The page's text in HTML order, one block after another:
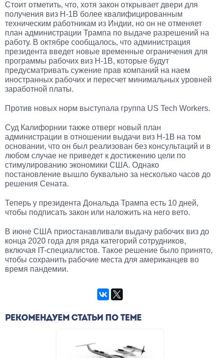
Стоит отметить, что, хотя закон открывает двери для
получения виз H-1B более квалифицированным
техническим работникам из Индии, но он не отменяет
план администрации Трампа по выдаче разрешений на
работу. В октябре сообщалось, что администрация
президента введет новые временные ограничения для
программы рабочих виз H-1B, которые будут
предусматривать сужение прав компаний на наем
иностранных рабочих и пересчет минимальных уровней
заработной платы.
Против новых норм выступала группа US Tech Workers.
Суд Калифорнии также отверг новый план
администрации в отношении выдачи виз H-1B на том
основании, что он был реализован без консультаций и в
любом случае не приведет к достижению цели по
стимулированию экономики США. Однако
постановление вышло буквально за несколько часов до
решения Сената.
Теперь у президента Дональда Трампа есть 10 дней,
чтобы подписать закон или наложить на него вето.
В июне США приостанавливали выдачу рабочих виз до
конца 2020 года для ряда категорий сотрудников,
включая IT-специалистов. Такое решение было принято,
чтобы сохранить рабочие места для американцев во
время пандемии.
РЕКОМЕНДУЕМ СТАТЬИ ПО ТЕМЕ